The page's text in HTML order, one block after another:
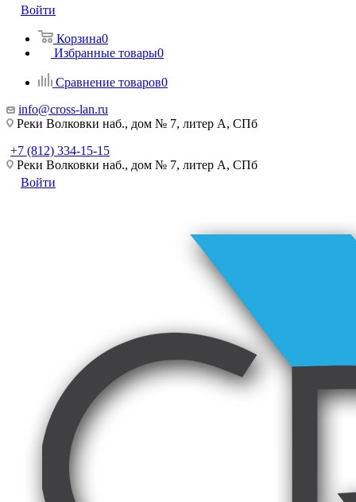
Войти
Корзина0
Избранные товары0
Сравнение товаров0
info@cross-lan.ru
Реки Волковки наб., дом № 7, литер А, СПб
+7 (812) 334-15-15
Реки Волковки наб., дом № 7, литер А, СПб
Войти